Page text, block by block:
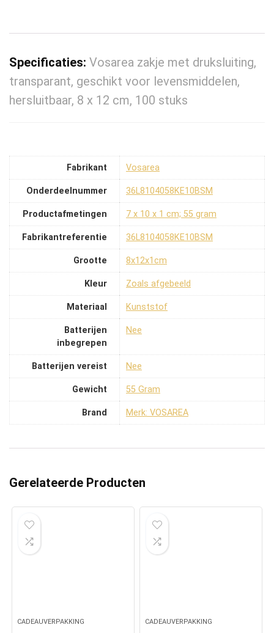
Specificaties: Vosarea zakje met druksluiting,
transparant, geschikt voor levensmiddelen,
hersluitbaar, 8 x 12 cm, 100 stuks
Fabrikant ‎Vosarea
Onderdeelnummer ‎36L8104058KE10BSM
Productafmetingen ‎7 x 10 x 1 cm; 55 gram
Fabrikantreferentie ‎36L8104058KE10BSM
Grootte ‎8x12x1cm
Kleur ‎Zoals afgebeeld
Materiaal ‎Kunststof
Batterijen
inbegrepen
‎Nee
Batterijen vereist ‎Nee
Gewicht ‎55 Gram
Brand Merk: VOSAREA
Gerelateerde Producten
CADEAUVERPAKKING CADEAUVERPAKKING